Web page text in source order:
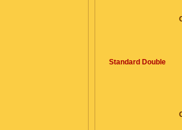
Standard Double